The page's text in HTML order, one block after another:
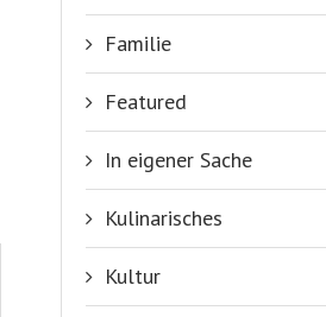
Familie
Featured
In eigener Sache
Kulinarisches
Kultur